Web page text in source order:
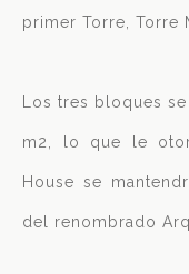
primer Torre, Torre
Los tres bloques
m2, lo que le
House se
del renombrado